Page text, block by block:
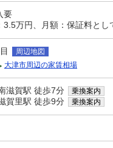
要
万円、月額：保証料とし
周辺地図
大津市周辺の家賃相場
滋賀駅 徒歩7分 乗換案内
賀里駅 徒歩9分 乗換案内